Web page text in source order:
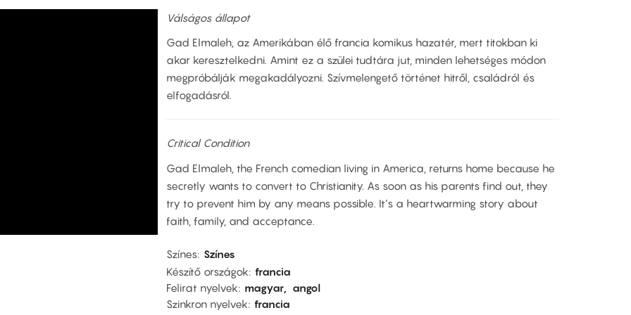
Válságos állapot
Gad Elmaleh, az Amerikában élő francia komikus hazatér, mert titokban ki
akar keresztelkedni. Amint ez a szülei tudtára jut, minden lehetséges módon
megpróbálják megakadályozni. Szívmelengető történet hitről, családról és
elfogadásról.
Critical Condition
Gad Elmaleh, the French comedian living in America, returns home because he
secretly wants to convert to Christianity. As soon as his parents find out, they
try to prevent him by any means possible. It’s a heartwarming story about
faith, family, and acceptance.
Színes Színes
Készítő országok francia
Felirat nyelvek
magyar
angol
Szinkron nyelvek francia